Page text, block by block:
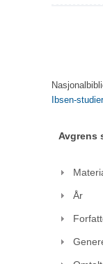
Ibsen-studier
Avgrens
År